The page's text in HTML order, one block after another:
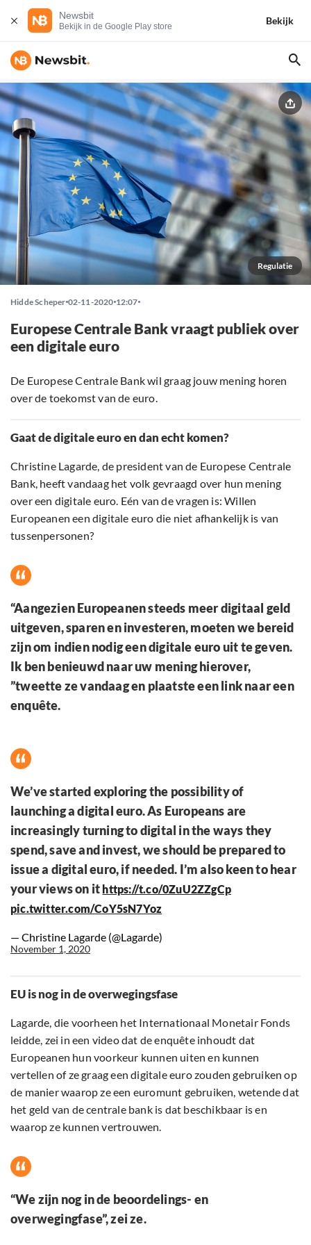
Newsbit
Bekijk in de Google Play store
Bekijk
Regulatie
Hidde Scheper 02-11-2020 12:07
Europese Centrale Bank vraagt publiek over
een digitale euro
De Europese Centrale Bank wil graag jouw mening horen
over de toekomst van de euro.
Gaat de digitale euro en dan echt komen?
Christine Lagarde, de president van de Europese Centrale
Bank, heeft vandaag het volk gevraagd over hun mening
over een digitale euro. Eén van de vragen is: Willen
Europeanen een digitale euro die niet afhankelijk is van
tussenpersonen?
“Aangezien Europeanen steeds meer digitaal geld
uitgeven, sparen en investeren, moeten we bereid
zijn om indien nodig een digitale euro uit te geven.
Ik ben benieuwd naar uw mening hierover,
”tweette ze vandaag en plaatste een link naar een
enquête.
We’ve started exploring the possibility of
launching a digital euro. As Europeans are
increasingly turning to digital in the ways they
spend, save and invest, we should be prepared to
issue a digital euro, if needed. I’m also keen to hear
your views on it https://t.co/0ZuU2ZZgCp
pic.twitter.com/CoY5sN7Yoz
— Christine Lagarde (@Lagarde)
November 1, 2020
EU is nog in de overwegingsfase
Lagarde, die voorheen het Internationaal Monetair Fonds
leidde, zei in een video dat de enquête inhoudt dat
Europeanen hun voorkeur kunnen uiten en kunnen
vertellen of ze graag een digitale euro zouden gebruiken op
de manier waarop ze een euromunt gebruiken, wetende dat
het geld van de centrale bank is dat beschikbaar is en
waarop ze kunnen vertrouwen.
“We zijn nog in de beoordelings- en
overwegingfase”, zei ze.